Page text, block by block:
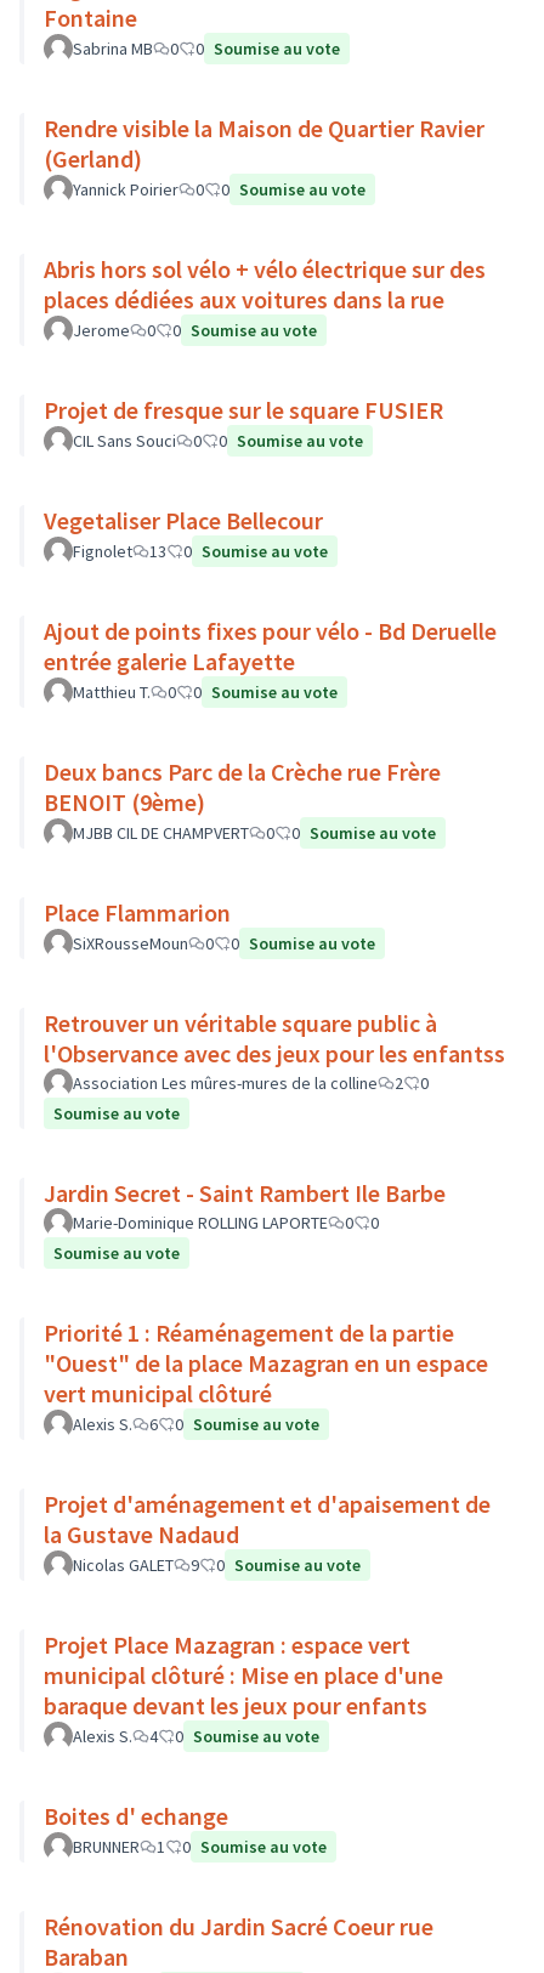
Fontaine
Sabrina MB 0 0 Soumise au vote
Rendre visible la Maison de Quartier Ravier
(Gerland)
Yannick Poirier 0 0 Soumise au vote
Abris hors sol vélo + vélo électrique sur des
places dédiées aux voitures dans la rue
Jerome 0 0 Soumise au vote
Projet de fresque sur le square FUSIER
CIL Sans Souci 0 0 Soumise au vote
Vegetaliser Place Bellecour
Fignolet 13 0 Soumise au vote
Ajout de points fixes pour vélo - Bd Deruelle
entrée galerie Lafayette
Matthieu T. 0 0 Soumise au vote
Deux bancs Parc de la Crèche rue Frère
BENOIT (9ème)
MJBB CIL DE CHAMPVERT 0 0 Soumise au vote
Place Flammarion
SiXRousseMoun 0 0 Soumise au vote
Retrouver un véritable square public à
l'Observance avec des jeux pour les enfantss
Association Les mûres-mures de la colline 2
0
Soumise au vote
Jardin Secret - Saint Rambert Ile Barbe
Marie-Dominique ROLLING LAPORTE 0
0
Soumise au vote
Priorité 1 : Réaménagement de la partie
"Ouest" de la place Mazagran en un espace
vert municipal clôturé
Alexis S. 6 0 Soumise au vote
Projet d'aménagement et d'apaisement de
la Gustave Nadaud
Nicolas GALET 9 0 Soumise au vote
Projet Place Mazagran : espace vert
municipal clôturé : Mise en place d'une
baraque devant les jeux pour enfants
Alexis S. 4 0 Soumise au vote
Boites d' echange
BRUNNER 1 0 Soumise au vote
Rénovation du Jardin Sacré Coeur rue
Baraban